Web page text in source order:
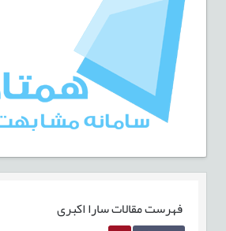
فهرست مقالاتسارا اکبری